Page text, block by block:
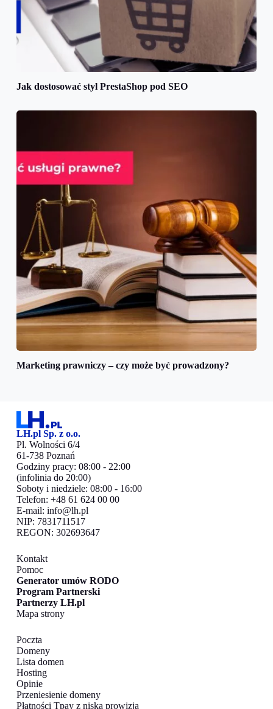
Jak dostosować styl PrestaShop pod SEO
Marketing prawniczy – czy może być prowadzony?
LH.pl Sp. z o.o.
Pl. Wolności 6/4
61-738 Poznań
Godziny pracy: 08:00 - 22:00
(infolinia do 20:00)
Soboty i niedziele: 08:00 - 16:00
Telefon: +48 61 624 00 00
E-mail: info@lh.pl
NIP: 7831711517
REGON: 302693647
Kontakt
Pomoc
Generator umów RODO
Program Partnerski
Partnerzy LH.pl
Mapa strony
Poczta
Domeny
Lista domen
Hosting
Opinie
Przeniesienie domeny
Płatności Tpay z niską prowizją